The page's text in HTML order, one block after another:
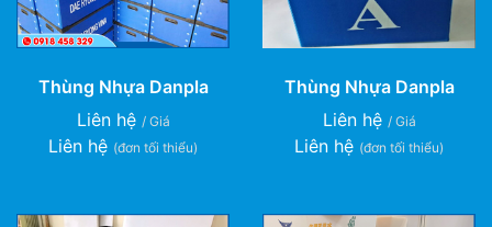
Thùng Nhựa Danpla
Liên hệ / Giá
Liên hệ (đơn tối thiểu)
Thùng Nhựa Danpla
Liên hệ / Giá
Liên hệ (đơn tối thiểu)